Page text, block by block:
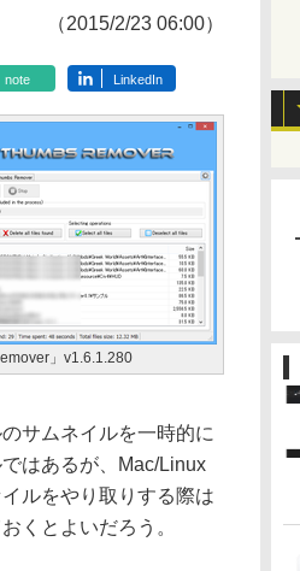
（2015/2/23 06:00）
note LinkedIn
」v1.6.1.280
サムネイルを一時的に
はあるが、Mac/Linux
ルをやり取りする際は
くとよいだろう。